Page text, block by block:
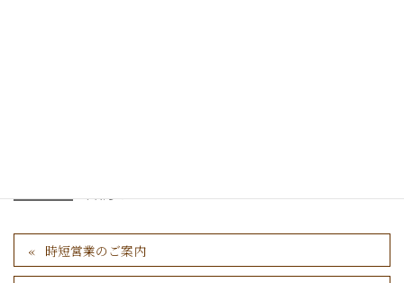
お知らせ
時短営業のご案内